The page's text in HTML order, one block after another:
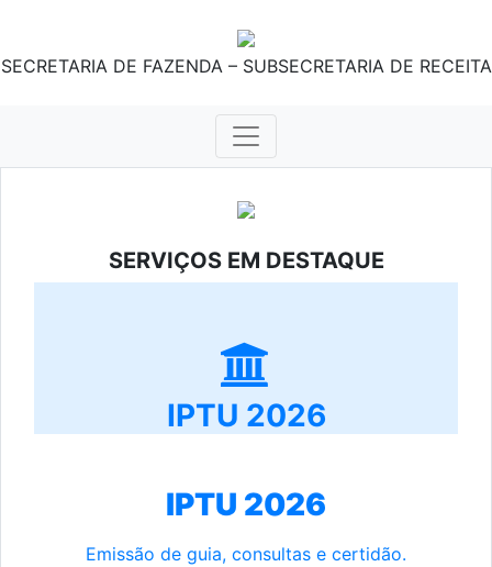
SECRETARIA DE FAZENDA – SUBSECRETARIA DE RECEITA
SERVIÇOS EM DESTAQUE
IPTU 2026
IPTU 2026
Emissão de guia, consultas e certidão.